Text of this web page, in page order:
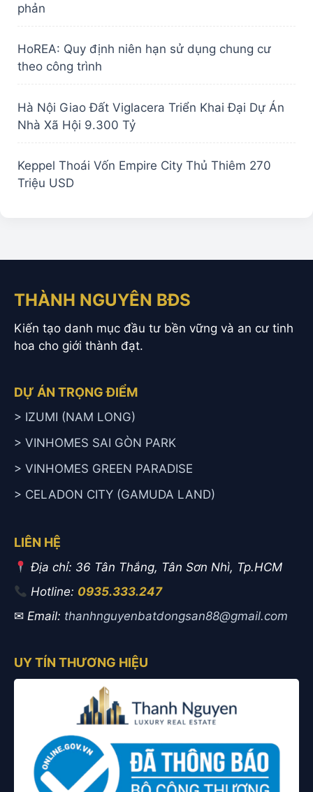
phản
HoREA: Quy định niên hạn sử dụng chung cư
theo công trình
Hà Nội Giao Đất Viglacera Triển Khai Đại Dự Án
Nhà Xã Hội 9.300 Tỷ
Keppel Thoái Vốn Empire City Thủ Thiêm 270
Triệu USD
THÀNH NGUYÊN BĐS
Kiến tạo danh mục đầu tư bền vững và an cư tinh
hoa cho giới thành đạt.
DỰ ÁN TRỌNG ĐIỂM
> IZUMI (NAM LONG)
> VINHOMES SAI GÒN PARK
> VINHOMES GREEN PARADISE
> CELADON CITY (GAMUDA LAND)
LIÊN HỆ
Địa chỉ: 36 Tân Thắng, Tân Sơn Nhì, Tp.HCM
Hotline: 0935.333.247
✉ Email: thanhnguyenbatdongsan88@gmail.com
UY TÍN THƯƠNG HIỆU